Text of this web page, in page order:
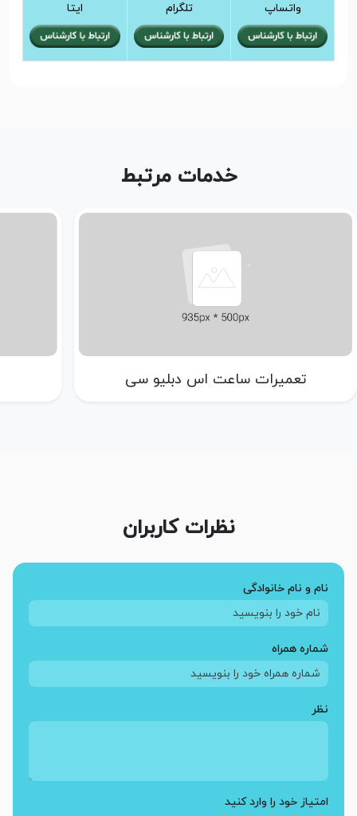
واتساپ
تلگرام
ایتا
خدمات مرتبط
تعمیرات ساعت اس دبلیو سی
نظرات کاربران
نام و نام خانوادگی
شماره همراه
نظر
امتیاز خود را وارد کنید